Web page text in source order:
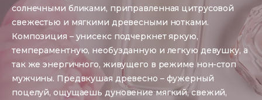
солнечными бликами, приправленная цитрусовой
свежестью и мягкими древесными нотками.
Композиция – унисекс подчеркнет яркую,
темпераментную, необузданную и легкую девушку, а
так же энергичного, живущего в режиме нон-стоп
мужчины. Предвкушая древесно – фужерный
поцелуй, ощущаешь дуновение мягкий, свежий,